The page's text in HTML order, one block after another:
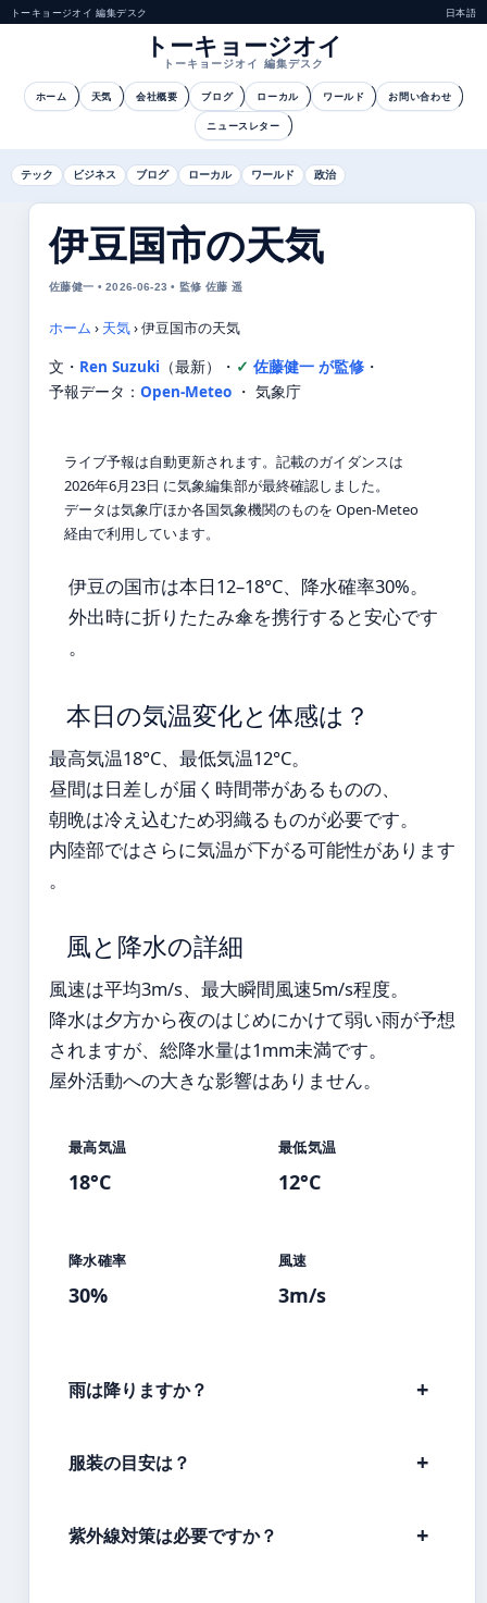
トーキョージオイ 編集デスク 日本語
トーキョージオイ
トーキョージオイ 編集デスク
ホーム 天気 会社概要 ブログ ローカル ワールド お問い合わせ
ニュースレター
テック ビジネス ブログ ローカル ワールド 政治
伊豆国市の天気
佐藤健一 • 2026-06-23 • 監修 佐藤 遥
ホーム › 天気›伊豆国市の天気
文・ Ren Suzuki （最新） ・ 佐藤健一 が監修 ・
予報データ： Open-Meteo ・ 気象庁
ライブ予報は自動更新されます。記載のガイダンスは
2026年6月23日 に気象編集部が最終確認しました。
データは気象庁ほか各国気象機関のものを Open-Meteo
経由で利用しています。
伊豆の国市は本日12–18°C、降水確率30%。
外出時に折りたたみ傘を携行すると安心です
。
本日の気温変化と体感は？
最高気温18°C、最低気温12°C。
昼間は日差しが届く時間帯があるものの、
朝晩は冷え込むため羽織るものが必要です。
内陸部ではさらに気温が下がる可能性があります
。
風と降水の詳細
風速は平均3m/s、最大瞬間風速5m/s程度。
降水は夕方から夜のはじめにかけて弱い雨が予想
されますが、総降水量は1mm未満です。
屋外活動への大きな影響はありません。
最高気温
18°C
最低気温
12°C
降水確率
30%
風速
3m/s
雨は降りますか？
服装の目安は？
紫外線対策は必要ですか？